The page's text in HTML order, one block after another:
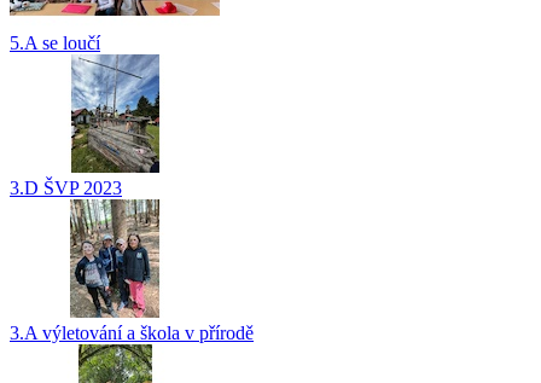
5.A se loučí
3.D ŠVP 2023
3.A výletování a škola v přírodě